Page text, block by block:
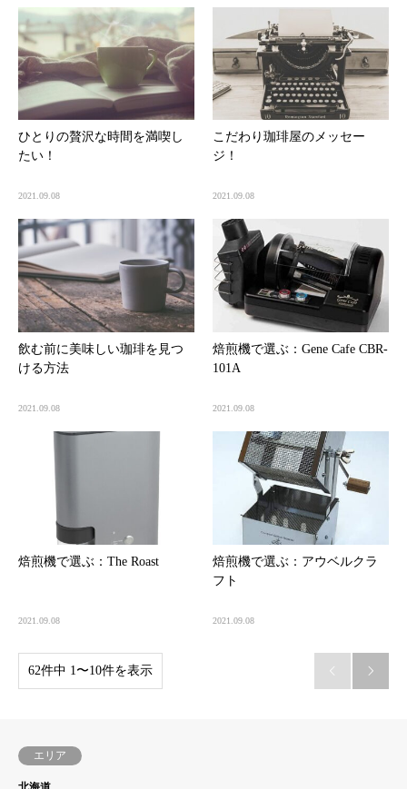
ひとりの贅沢な時間を満喫し
たい！
2021.09.08
こだわり珈琲屋のメッセー
ジ！
2021.09.08
飲む前に美味しい珈琲を見つ
ける方法
2021.09.08
焙煎機で選ぶ：Gene Cafe CBR-
101A
2021.09.08
焙煎機で選ぶ：The Roast
2021.09.08
焙煎機で選ぶ：アウベルクラ
フト
2021.09.08
62件中 1〜10件を表示  
エリア